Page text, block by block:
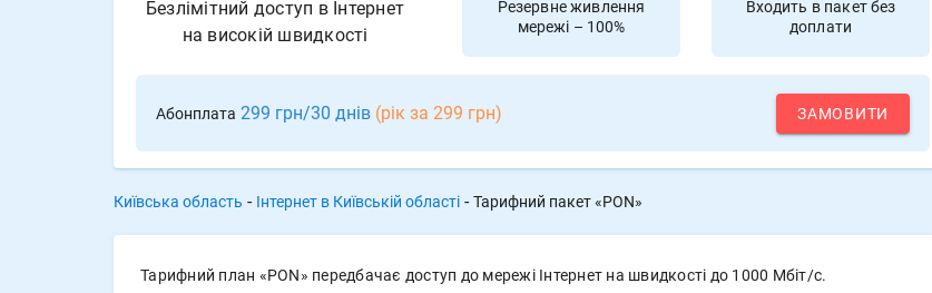
Безлімітний доступ в Інтернет
на високій швидкості
Резервне живлення
мережі – 100%
Входить в пакет без
доплати
Абонплата 299 грн/30 днів (рік за 299 грн) ЗАМОВИТИ
Київська область - Інтернет в Київській області - Тарифний пакет «PON»
Тарифний план «PON» передбачає доступ до мережі Інтернет на швидкості до 1000 Мбіт/с.